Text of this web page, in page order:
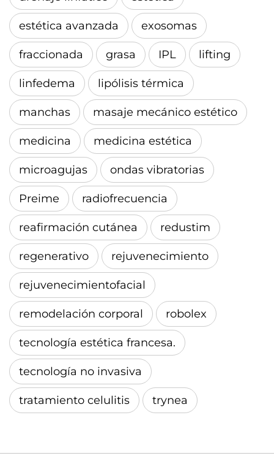
estética avanzada exosomas
fraccionada grasa IPL lifting
linfedema lipólisis térmica
manchas masaje mecánico estético
medicina medicina estética
microagujas ondas vibratorias
Preime radiofrecuencia
reafirmación cutánea redustim
regenerativo rejuvenecimiento
rejuvenecimientofacial
remodelación corporal robolex
tecnología estética francesa.
tecnología no invasiva
tratamiento celulitis trynea